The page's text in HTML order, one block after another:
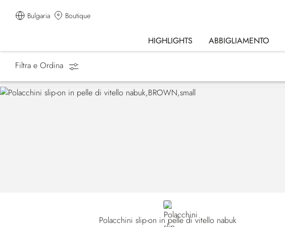
Bulgaria Boutique
HIGHLIGHTS ABBIGLIAMENTO
Homepage Scarpe
Filtra e Ordina
BROWN
Polacchini slip-on in pelle di vitello nabuk